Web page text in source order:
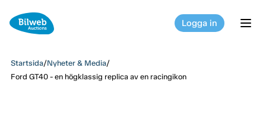
Logga in
Startsida/Nyheter & Media/
Ford GT40 - en högklassig replica av en racingikon